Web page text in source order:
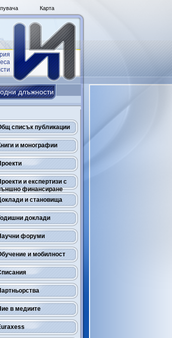
Карта
длъжности
списък публикации
и монографии
и експертизи с
финансиране
и становища
доклади
форуми
и мобилност
в медиите